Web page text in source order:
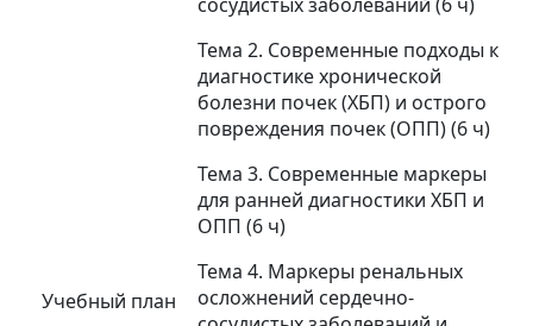
Учебный план
Тема 2. Современные подходы к
диагностике хронической
болезни почек (ХБП) и острого
повреждения почек (ОПП) (6 ч)
Тема 3. Современные маркеры
для ранней диагностики ХБП и
ОПП (6 ч)
Тема 4. Маркеры ренальных
осложнений сердечно-